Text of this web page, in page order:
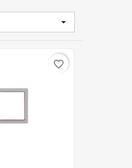

favorite_border